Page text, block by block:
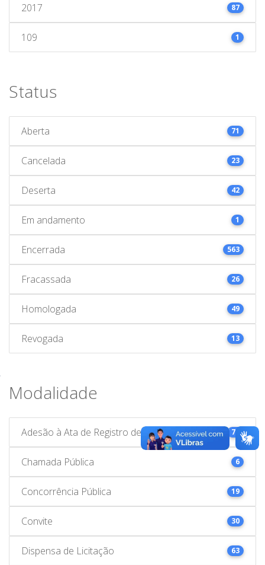
2017 87
109 1
Status
Aberta 71
Cancelada 23
Deserta 42
Em andamento 1
Encerrada 563
Fracassada 26
Homologada 49
Revogada 13
Modalidade
Adesão à Ata de Registro de Preços 78
Chamada Pública 6
Concorrência Pública 19
Convite 30
Dispensa de Licitação 63